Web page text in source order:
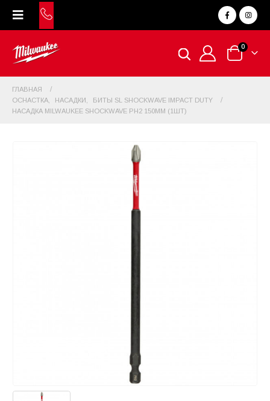
0
ГЛАВНАЯ
ОСНАСТКА
НАСАДКИ
БИТЫ SL SHOCKWAVE IMPACT DUTY
НАСАДКА MILWAUKEE SHOCKWAVE PH2 150ММ (1ШТ)